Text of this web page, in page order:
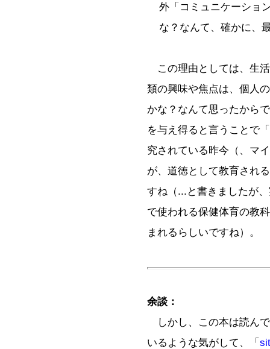
外「コミュニケーショ
な？なんて、確かに、
この理由としては、生
類の興味や焦点は、個人
かな？なんて思ったから
を与え得ると言うことで
究されている昨今（、マ
が、道徳として教育され
すね（...と書きましたが
で使われる保健体育の教
まれるらしいですね）。
余談：
しかし、この本は読ん
いるような気がして、「